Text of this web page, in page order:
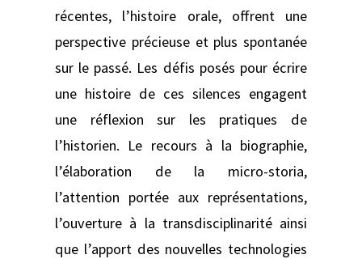
récentes, l’histoire orale, offrent une
perspective précieuse et plus spontanée
sur le passé. Les défis posés pour écrire
une histoire de ces silences engagent
une réflexion sur les pratiques de
l’historien. Le recours à la biographie,
l’élaboration de la micro-storia,
l’attention portée aux représentations,
l’ouverture à la transdisciplinarité ainsi
que l’apport des nouvelles technologies